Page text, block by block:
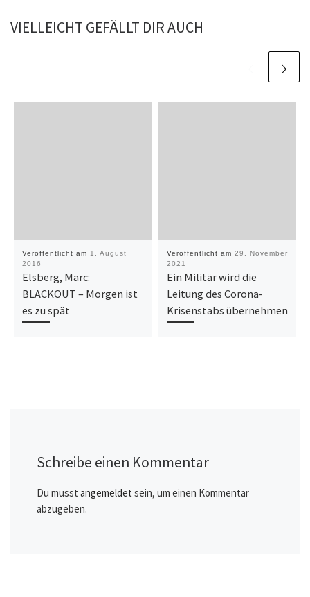
VIELLEICHT GEFÄLLT DIR AUCH
Veröffentlicht am 1. August
2016
Elsberg, Marc:
BLACKOUT – Morgen ist
es zu spät
Veröffentlicht am 29. November
2021
Ein Militär wird die
Leitung des Corona-
Krisenstabs übernehmen
Schreibe einen Kommentar
Du musst angemeldet sein, um einen Kommentar
abzugeben.